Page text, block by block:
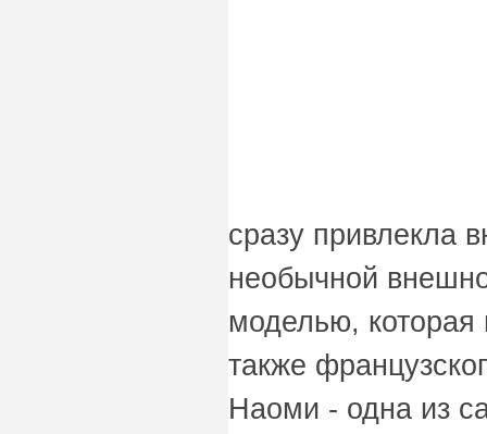
сразу привлекла
необычной
моделью,
также
Наоми - одна из